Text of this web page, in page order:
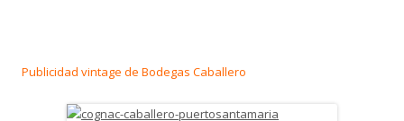
Publicidad vintage de Bodegas Caballero